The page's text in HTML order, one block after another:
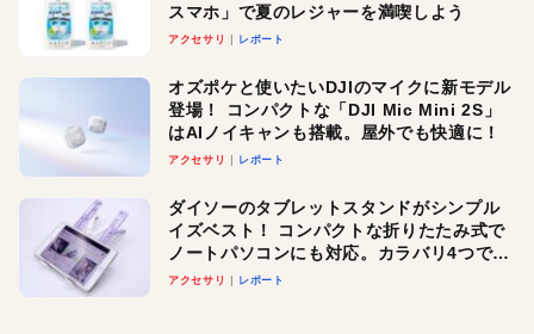
スマホ」で夏のレジャーを満喫しよう
アクセサリ レポート
オズポケと使いたいDJIのマイクに新モデル
登場！ コンパクトな「DJI Mic Mini 2S」
はAIノイキャンも搭載。屋外でも快適に！
アクセサリ レポート
ダイソーのタブレットスタンドがシンプル
イズベスト！ コンパクトな折りたたみ式で
ノートパソコンにも対応。カラバリ4つで選
べる楽しさも
アクセサリ レポート